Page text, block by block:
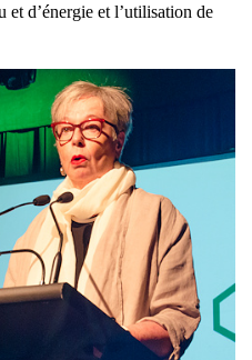
et d’énergie et l’utilisation de